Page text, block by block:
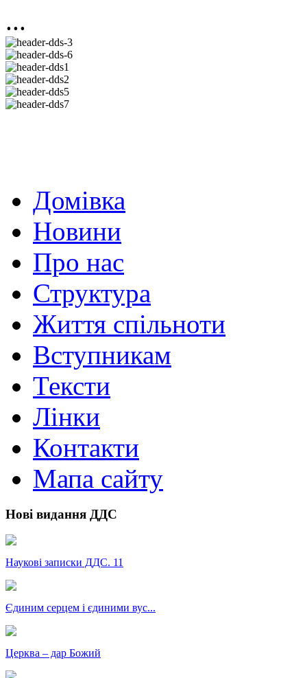
...
Домівка
Новини
Про нас
Структура
Життя спільноти
Вступникам
Тексти
Лінки
Контакти
Мапа сайту
Нові видання ДДС
Наукові записки ДДС. 11
Єдиним серцем і єдиними вус...
Церква – дар Божий